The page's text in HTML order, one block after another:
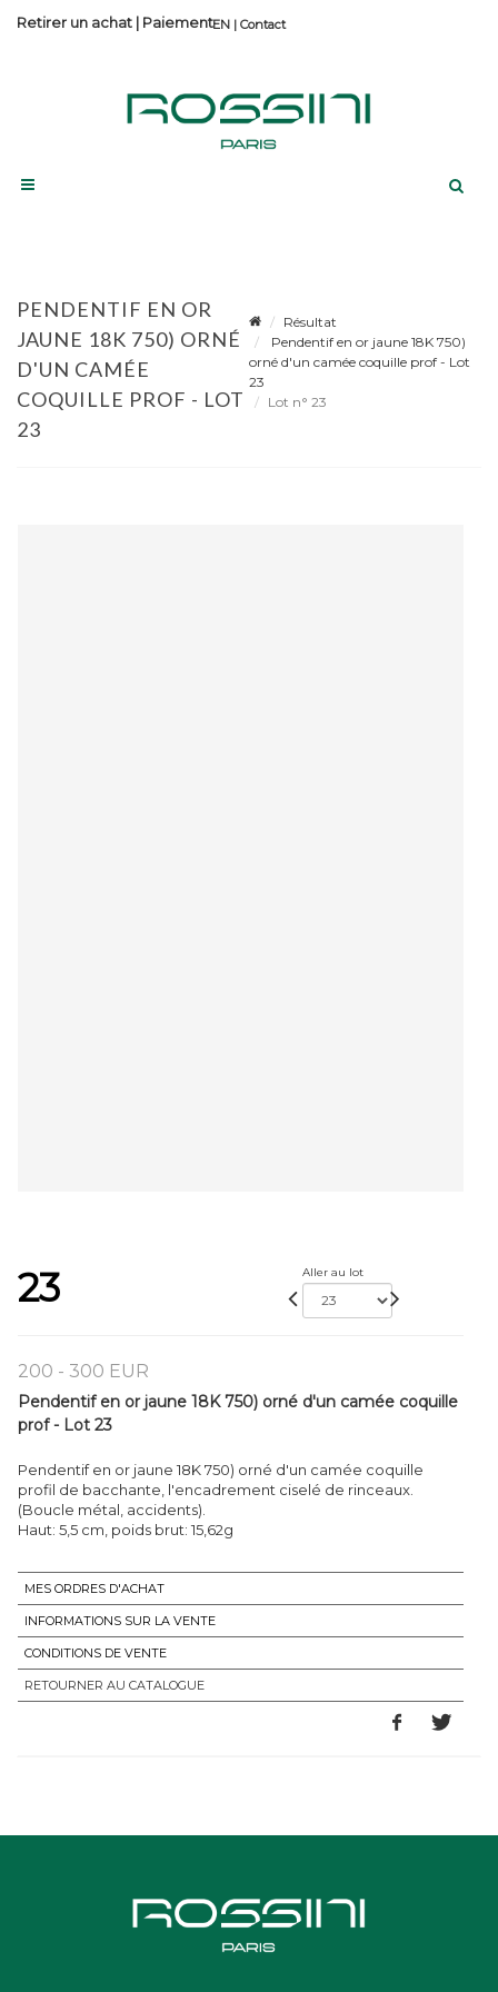
Contact
Retirer un achat | Paiement
PENDENTIF EN OR
JAUNE 18K 750) ORNÉ
D'UN CAMÉE
COQUILLE PROF - LOT
23
Résultat
Pendentif en or jaune 18K 750)
orné d'un camée coquille prof - Lot
23
Lot n° 23
23 Aller au lot
200 - 300 EUR
Pendentif en or jaune 18K 750) orné d'un camée coquille
prof - Lot 23
Pendentif en or jaune 18K 750) orné d'un camée coquille
profil de bacchante, l'encadrement ciselé de rinceaux.
(Boucle métal, accidents).
Haut: 5,5 cm, poids brut: 15,62g
MES ORDRES D'ACHAT
INFORMATIONS SUR LA VENTE
CONDITIONS DE VENTE
RETOURNER AU CATALOGUE